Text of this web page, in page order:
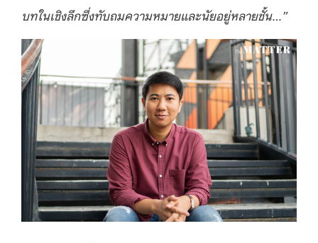
บทในเชิงลึกซึ่งทับถมความหมายและนัยอยู่หลายชั้น…”